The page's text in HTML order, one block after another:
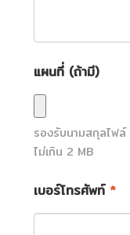
แผนที่ (ถ้ามี)
รองรับนามสกุลไฟล์
ไม่เกิน 2 MB
เบอร์โทรศัพท์ *